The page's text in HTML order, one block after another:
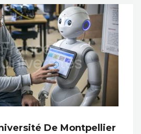
De Montpellier